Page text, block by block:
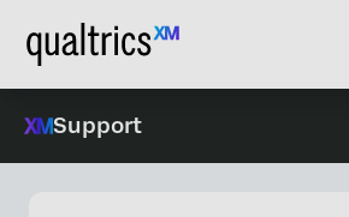
Support